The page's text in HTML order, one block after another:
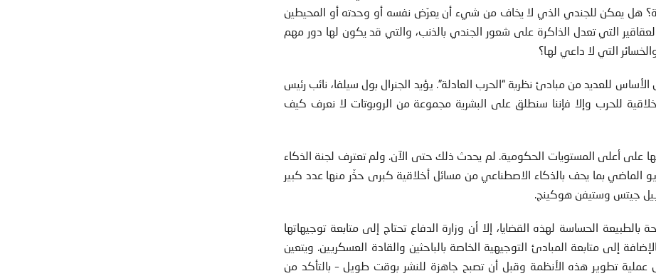
هل يمكن للجندي الذي لا يخاف من شيء أن يعرّض نفسه أو وحدته أو المحيطين
العقاقير التي تعدل الذاكرة على شعور الجندي بالذنب، والتي قد يكون لها دور مهم
التي لا داعي لها؟
للعديد من مبادئ نظرية “الحرب العادلة”. يؤيد الجنرال بول سيلفا، نائب رئيس
للحرب وإلا فإننا سنطلق على البشرية مجموعة من الروبوتات لا نعرف كيف
على أعلى المستويات الحكومية. لم يحدث ذلك حتى الآن. ولم تعترف لجنة الذكاء
الماضي بما يحف بالذكاء الاصطناعي من مسائل أخلاقية كبرى حذّر منها عدد كبير
جيتس وستيفن هوكينج.
الحساسة لهذه القضايا، إلا أن وزارة الدفاع تحتاج إلى متابعة توجيهاتها
التحكم، بالإضافة إلى متابعة المبادئ التوجيهية الخاصة بالباحثين والقادة العسكريين. ويتعين
عملية تطوير هذه الأنظمة وقبل أن تصبح جاهزة للنشر بوقت طويل – بالتأكد من